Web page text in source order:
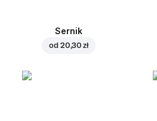
Sernik
od 20,30 zł